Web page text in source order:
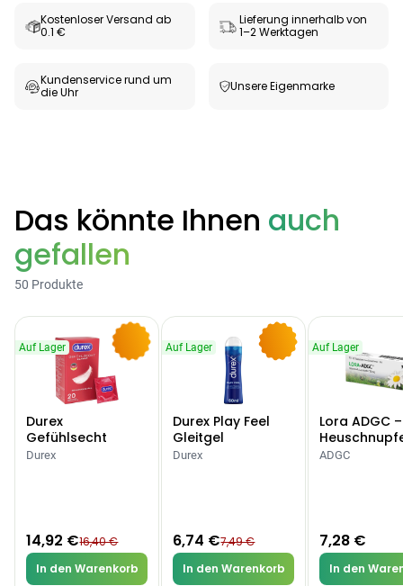
Kostenloser Versand ab
0.1 €
Lieferung innerhalb von
1–2 Werktagen
Kundenservice rund um
die Uhr
Unsere Eigenmarke
Das könnte Ihnen auch
gefallen
50 Produkte
-9%
Auf Lager
Durex
Gefühlsecht
Classic Kondome
Durex
14,92 €16,40 €
In den Warenkorb
-10%
Auf Lager
Durex Play Feel
Gleitgel
Durex
6,74 €7,49 €
In den Warenkorb
Auf Lager
Lora ADGC
Allergien
ADGC
7,28 €
In den